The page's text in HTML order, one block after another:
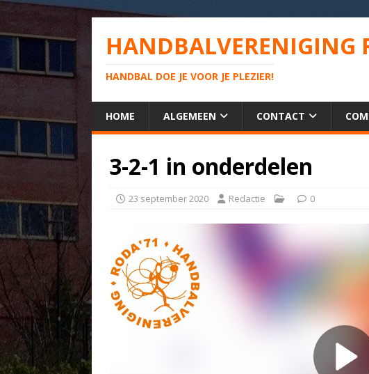
HANDBALVERENIGING
HANDBAL DOE JE VOOR JE PLEZIER!
HOME ALGEMEEN CONTACT
3-2-1 in onderdelen
23 september 2020 Redactie 0